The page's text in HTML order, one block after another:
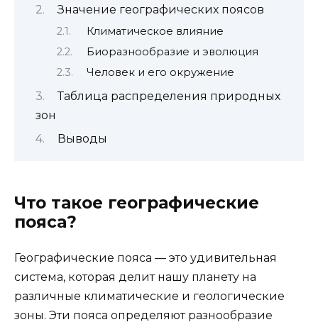
Значение географических поясов
Климатическое влияние
Биоразнообразие и эволюция
Человек и его окружение
Таблица распределения природных
зон
Выводы
Что такое географические
пояса?
Географические пояса — это удивительная
система, которая делит нашу планету на
различные климатические и геологические
зоны. Эти пояса определяют разнообразие